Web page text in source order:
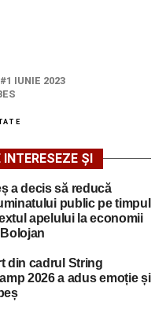
1 IUNIE 2023
ȘI
a decis să reducă
public pe timpul
apelului la economii
din cadrul String
2026 a adus emoție și